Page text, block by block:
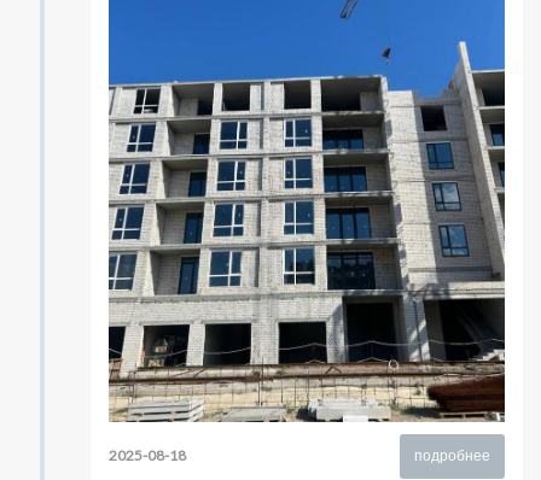
подробнее
2025-08-18